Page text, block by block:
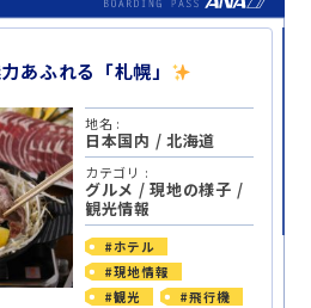
あふれる「札幌」
地名 :
日本国内 /北海道
カテゴリ :
グルメ /現地の様子 /
観光情報
#ホテル
#現地情報
#観光
#飛行機